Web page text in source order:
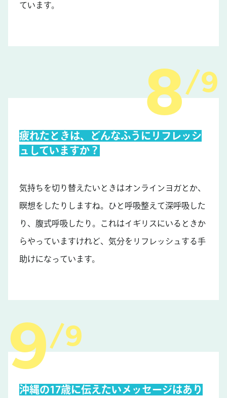
ています。
9
疲れたときは、どんなふうにリフレッシ
ュしていますか？
気持ちを切り替えたいときはオンラインヨガとか、
瞑想をしたりしますね。ひと呼吸整えて深呼吸した
り、腹式呼吸したり。これはイギリスにいるときか
らやっていますけれど、気分をリフレッシュする手
助けになっています。
9
沖縄の17歳に伝えたいメッセージはあり